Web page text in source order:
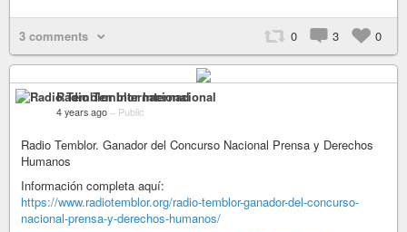
3 comments 0 3 0
Radio Temblor Internacional
4 years ago – Public
Radio Temblor. Ganador del Concurso Nacional Prensa y Derechos
Humanos
Información completa aquí:
https://www.radiotemblor.org/radio-temblor-ganador-del-concurso-
nacional-prensa-y-derechos-humanos/